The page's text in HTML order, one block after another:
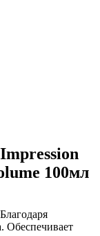
100мл
Обеспечивает